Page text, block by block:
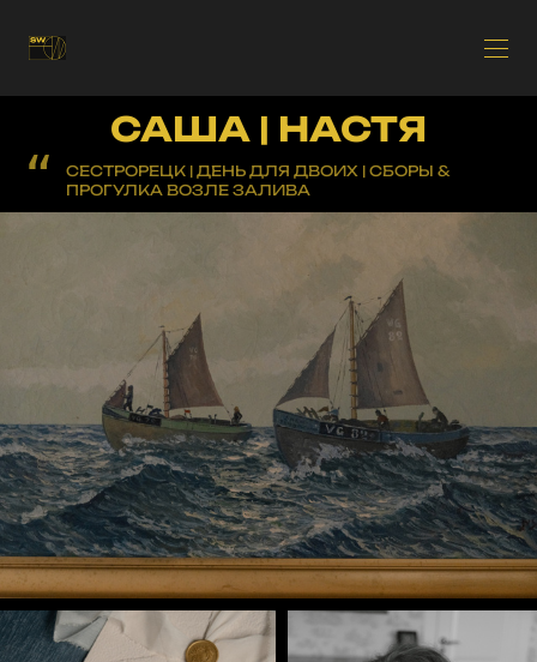
САША | НАСТЯ
СЕСТРОРЕЦК | ДЕНЬ ДЛЯ ДВОИХ | СБОРЫ &
ПРОГУЛКА ВОЗЛЕ ЗАЛИВА